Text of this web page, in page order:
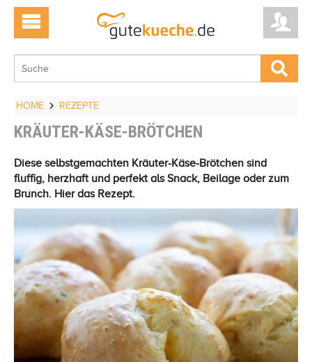
HOME REZEPTE
KRÄUTER-KÄSE-BRÖTCHEN
Diese selbstgemachten Kräuter-Käse-Brötchen sind
fluffig, herzhaft und perfekt als Snack, Beilage oder zum
Brunch. Hier das Rezept.